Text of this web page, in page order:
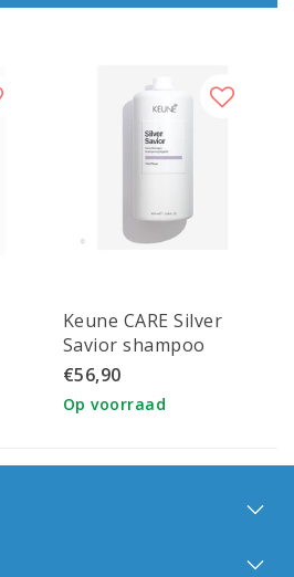
Keune CARE Silver
Savior shampoo
1000ml
€56,90
Op voorraad